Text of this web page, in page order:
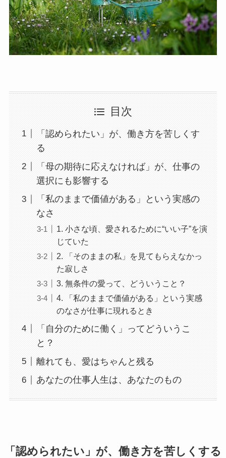
目次
「認められたい」が、働き方を苦しくす
る
「母の期待に応えなければ」が、仕事の
選択にも影響する
「私のままで価値がある」という実感の
なさ
1. 小さな頃、愛されるために“いい子”を演
じていた
2. 「そのままの私」を見てもらえなかっ
た寂しさ
3. 無条件の愛って、どういうこと？
4. 「私のままで価値がある」という実感
のなさが仕事に現れるとき
「自分のために働く」ってどういうこ
と？
離れても、愛はちゃんと残る
あなたの仕事人生は、あなたのもの
「認められたい」が、働き方を苦しくする